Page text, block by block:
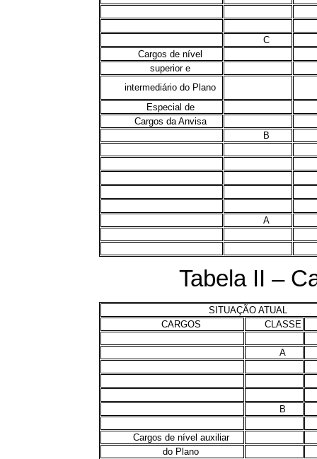
C
Cargos de nível
superior e
intermediário do Plano
Especial de
Cargos da Anvisa
B
A
Tabela II –
SITUAÇÃO ATUAL
CARGOS
CLASSE
A
B
Cargos de nível auxiliar
do Plano